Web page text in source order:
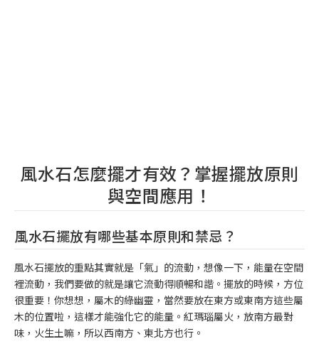
風水石怎麼擺才有效？掌握擺放原則
與空間應用！
風水石擺放有哪些基本原則和禁忌？
風水石擺放的重點其實就是「氣」的流動，想像一下，能量在空間
裡流動，我們要做的就是讓它流動得順暢和諧。擺放的時候，方位
很重要！你想想，屬木的綠幽靈，當然要放在東方或東南方這些屬
木的位置啦，這樣才能強化它的能量。紅瑪瑙屬火，放南方最對
味，火生土嘛，所以西南方、東北方也行。